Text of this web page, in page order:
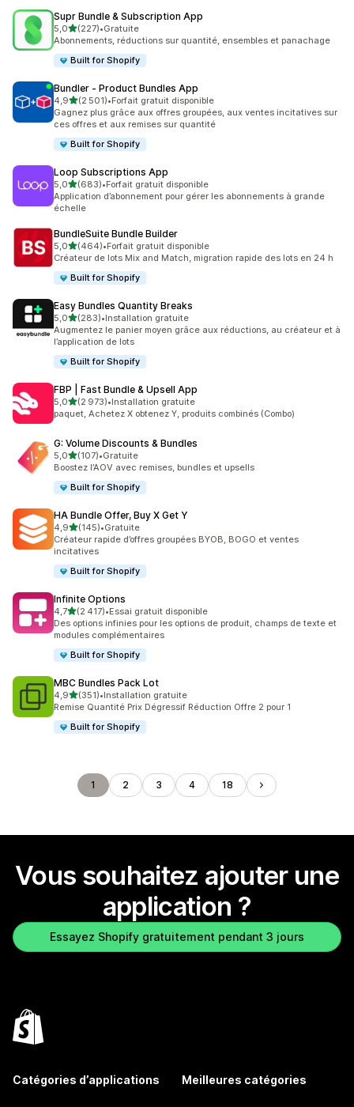
Supr Bundle & Subscription App
5,0étoile(s) sur 5
(227)
227 avis au total
•Gratuite
Abonnements, réductions sur quantité, ensembles et panachage
Built for Shopify
Bundler ‑ Product Bundles App
4,9étoile(s) sur 5
(2 501)
2501 avis au total
•Forfait gratuit disponible
Gagnez plus grâce aux offres groupées, aux ventes incitatives sur
ces offres et aux remises sur quantité
Built for Shopify
Loop Subscriptions App
5,0étoile(s) sur 5
(683)
683 avis au total
•Forfait gratuit disponible
Application d’abonnement pour gérer les abonnements à grande
échelle
BundleSuite Bundle Builder
5,0étoile(s) sur 5
(464)
464 avis au total
•Forfait gratuit disponible
Créateur de lots Mix and Match, migration rapide des lots en 24 h
Built for Shopify
Easy Bundles Quantity Breaks
5,0étoile(s) sur 5
(283)
283 avis au total
•Installation gratuite
Augmentez le panier moyen grâce aux réductions, au créateur et à
l’application de lots
Built for Shopify
FBP | Fast Bundle & Upsell App
5,0étoile(s) sur 5
(2 973)
2973 avis au total
•Installation gratuite
paquet, Achetez X obtenez Y, produits combinés (Combo)
G: Volume Discounts & Bundles
5,0étoile(s) sur 5
(107)
107 avis au total
•Gratuite
Boostez l’AOV avec remises, bundles et upsells
Built for Shopify
HA Bundle Offer, Buy X Get Y
4,9étoile(s) sur 5
(145)
145 avis au total
•Gratuite
Créateur rapide d’offres groupées BYOB, BOGO et ventes
incitatives
Built for Shopify
Infinite Options
4,7étoile(s) sur 5
(2 417)
2417 avis au total
•Essai gratuit disponible
Des options infinies pour les options de produit, champs de texte et
modules complémentaires
Built for Shopify
MBC Bundles Pack Lot
4,9étoile(s) sur 5
(351)
351 avis au total
•Installation gratuite
Remise Quantité Prix Dégressif Réduction Offre 2 pour 1
Built for Shopify
1 2 3 4 18
Vous souhaitez ajouter une
application ?
Essayez Shopify gratuitement pendant 3 jours
Catégories d’applications Meilleures catégories